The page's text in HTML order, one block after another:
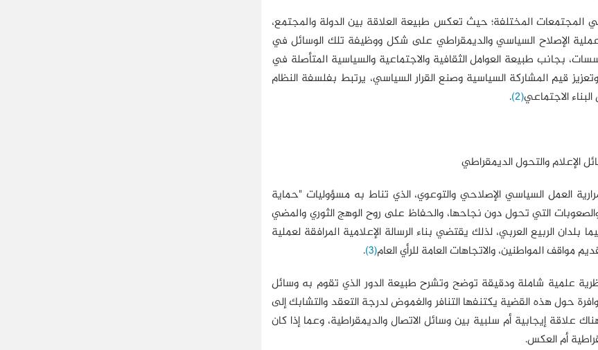
المختلفة؛ حيث تعكس طبيعة العلاقة بين الدولة والمجتمع،
الإصلاح السياسي والديمقراطي على شكل ووظيفة تلك الوسائل في
بجانب طبيعة العوامل الثقافية والاجتماعية والسياسية المتأصلة في
قيم المشاركة السياسية وصنع القرار السياسي، يرتبط بفلسفة النظام
الاجتماعي(2)
.
الإعلام والتحول الديمقراطي
العمل السياسي الإصلاحي والتوعوي، الذي تناط به مسؤوليات "حماية
التي تحول دون نجاحها، والحفاظ على روح الوهج الثوري والمضي
الربيع العربي، لذلك يقتضي بناء الرسالة الإعلامية المرافقة لعملية
مواقف المواطنين، والاتجاهات العامة للرأي العام(3)
.
علمية شاملة ودقيقة توضح وتشرح طبيعة الدور الذي تقوم به وسائل
حول هذه القضية يكتنفها التنافر والغموض لدرجة التعقد والتشابك إلى
إيجابية أم سلبية بين وسائل الاتصال والديمقراطية، وعما إذا كان
أم العكس.